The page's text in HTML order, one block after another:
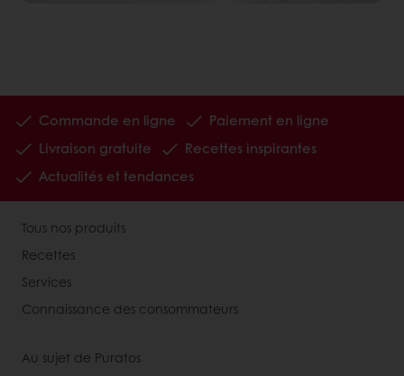
Commande en ligne
Paiement en ligne
Livraison gratuite
Recettes inspirantes
Actualités et tendances
Tous nos produits
Recettes
Services
Connaissance des consommateurs
Au sujet de Puratos